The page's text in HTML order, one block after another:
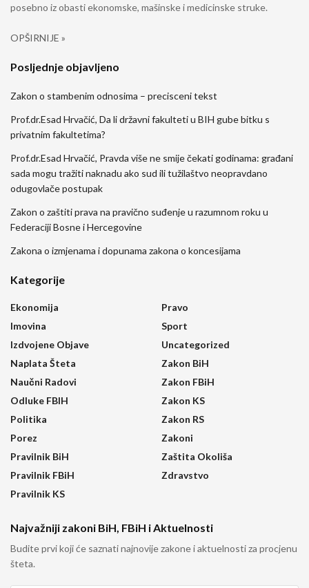
posebno iz obasti ekonomske, mašinske i medicinske struke.
OPŠIRNIJE »
Posljednje objavljeno
Zakon o stambenim odnosima – precisceni tekst
Prof.dr.Esad Hrvačić, Da li državni fakulteti u BIH gube bitku s
privatnim fakultetima?
Prof.dr.Esad Hrvačić, Pravda više ne smije čekati godinama: građani
sada mogu tražiti naknadu ako sud ili tužilaštvo neopravdano
odugovlače postupak
Zakon o zaštiti prava na pravično suđenje u razumnom roku u
Federaciji Bosne i Hercegovine
Zakona o izmjenama i dopunama zakona o koncesijama
Kategorije
Ekonomija
Imovina
Izdvojene Objave
Naplata Šteta
Naučni Radovi
Odluke FBIH
Politika
Porez
Pravilnik BiH
Pravilnik FBiH
Pravilnik KS
Pravo
Sport
Uncategorized
Zakon BiH
Zakon FBiH
Zakon KS
Zakon RS
Zakoni
Zaštita Okoliša
Zdravstvo
Najvažniji zakoni BiH, FBiH i Aktuelnosti
Budite prvi koji će saznati najnovije zakone i aktuelnosti za procjenu
šteta.